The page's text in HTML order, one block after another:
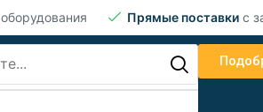
оборудования Прямые поставки с